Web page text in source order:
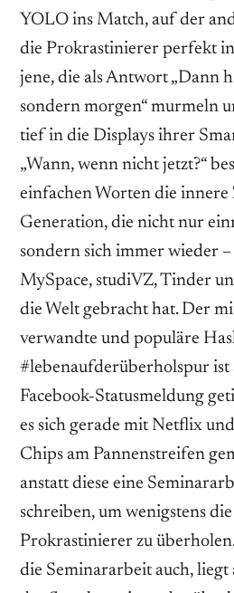
YOLO ins Match, auf der
die Prokrastinierer perfekt
jene, die als Antwort „Dann
sondern morgen“ murmeln
tief in die Displays ihrer
„Wann, wenn nicht jetzt?“
einfachen Worten die innere
Generation, die nicht nur
sondern sich immer wieder –
MySpace, studiVZ, Tinder
die Welt gebracht hat. Der
verwandte und populäre
#lebenaufderüberholspur ist
Facebook-Statusmeldung
es sich gerade mit Netflix
Chips am Pannenstreifen
anstatt diese eine
schreiben, um wenigstens
Prokrastinierer zu
die Seminararbeit auch,